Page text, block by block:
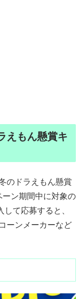
えもん懸賞キ
のドラえもん懸賞
ン期間中に対象の
て応募すると、
ーンメーカーなど